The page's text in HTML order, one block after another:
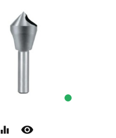
equalizer remove_red_eye